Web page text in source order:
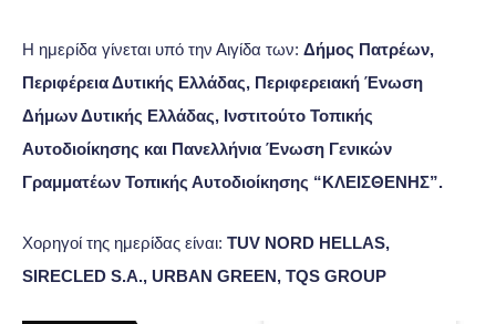
Η ημερίδα γίνεται υπό την Αιγίδα των: Δήμος Πατρέων,
Περιφέρεια Δυτικής Ελλάδας, Περιφερειακή Ένωση
Δήμων Δυτικής Ελλάδας, Ινστιτούτο Τοπικής
Αυτοδιοίκησης και Πανελλήνια Ένωση Γενικών
Γραμματέων Τοπικής Αυτοδιοίκησης “ΚΛΕΙΣΘΕΝΗΣ”.
Χορηγοί της ημερίδας είναι: TUV NORD HELLAS,
SIRECLED S.A., URBAN GREEN, TQS GROUP